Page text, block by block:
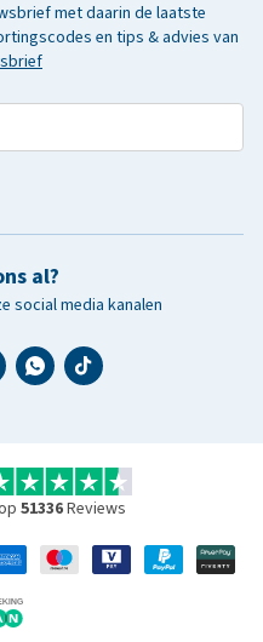
met daarin de laatste
en tips & advies van
al?
social media kanalen
51336Reviews